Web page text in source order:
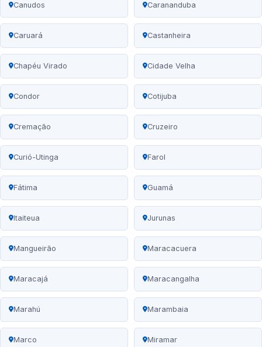
Canudos Carananduba
Caruará Castanheira
Chapéu Virado Cidade Velha
Condor Cotijuba
Cremação Cruzeiro
Curió-Utinga Farol
Fátima Guamá
Itaiteua Jurunas
Mangueirão Maracacuera
Maracajá Maracangalha
Marahú Marambaia
Marco Miramar